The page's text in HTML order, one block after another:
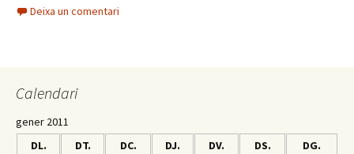
b
k
tt
m
ix
Deixa un comentari
Calendari
gener 2011
DL.
DT. DC. DJ. DV. DS. DG.